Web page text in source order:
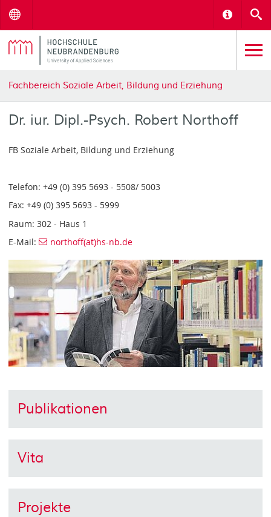
Fachbereich Soziale Arbeit, Bildung und Erziehung
Dr. iur. Dipl.-Psych. Robert Northoff
FB Soziale Arbeit, Bildung und Erziehung
Telefon: +49 (0) 395 5693 - 5508/ 5003
Fax: +49 (0) 395 5693 - 5999
Raum: 302 - Haus 1
E-Mail:
northoff(at)hs-nb.de
Publikationen
Vita
Projekte